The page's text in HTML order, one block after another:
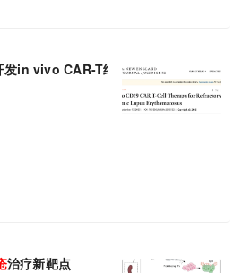
发in vivo CAR-T细胞疗法，成功治疗系统
治疗新靶点